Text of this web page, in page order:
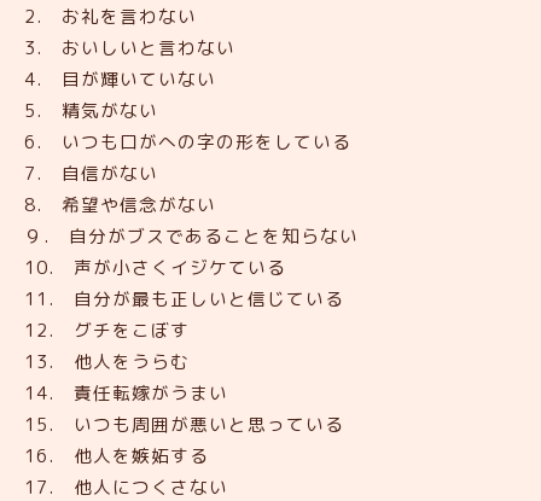
2. お礼を言わない
3. おいしいと言わない
4. 目が輝いていない
5. 精気がない
6. いつも口がへの字の形をしている
7. 自信がない
8. 希望や信念がない
９. 自分がブスであることを知らない
10. 声が小さくイジケている
11. 自分が最も正しいと信じている
12. グチをこぼす
13. 他人をうらむ
14. 責任転嫁がうまい
15. いつも周囲が悪いと思っている
16. 他人を嫉妬する
17. 他人につくさない